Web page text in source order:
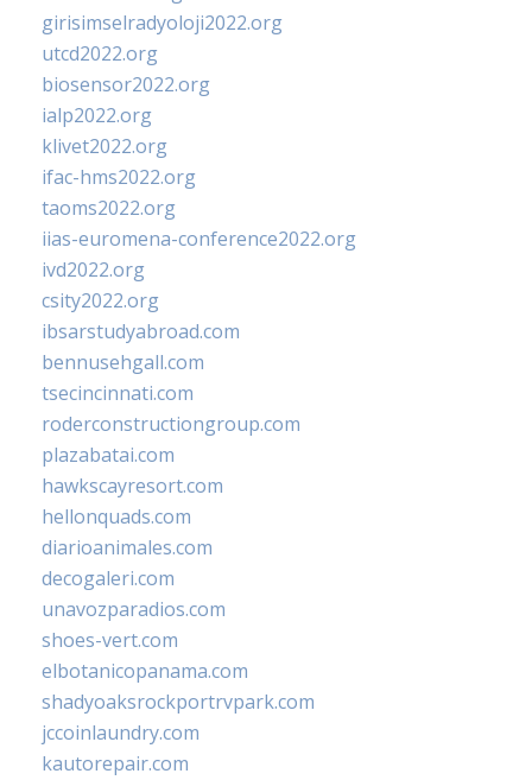
girisimselradyoloji2022.org
utcd2022.org
biosensor2022.org
ialp2022.org
klivet2022.org
ifac-hms2022.org
taoms2022.org
iias-euromena-conference2022.org
ivd2022.org
csity2022.org
ibsarstudyabroad.com
bennusehgall.com
tsecincinnati.com
roderconstructiongroup.com
plazabatai.com
hawkscayresort.com
hellonquads.com
diarioanimales.com
decogaleri.com
unavozparadios.com
shoes-vert.com
elbotanicopanama.com
shadyoaksrockportrvpark.com
jccoinlaundry.com
kautorepair.com